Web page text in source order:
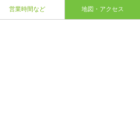
営業時間など 地図・アクセス